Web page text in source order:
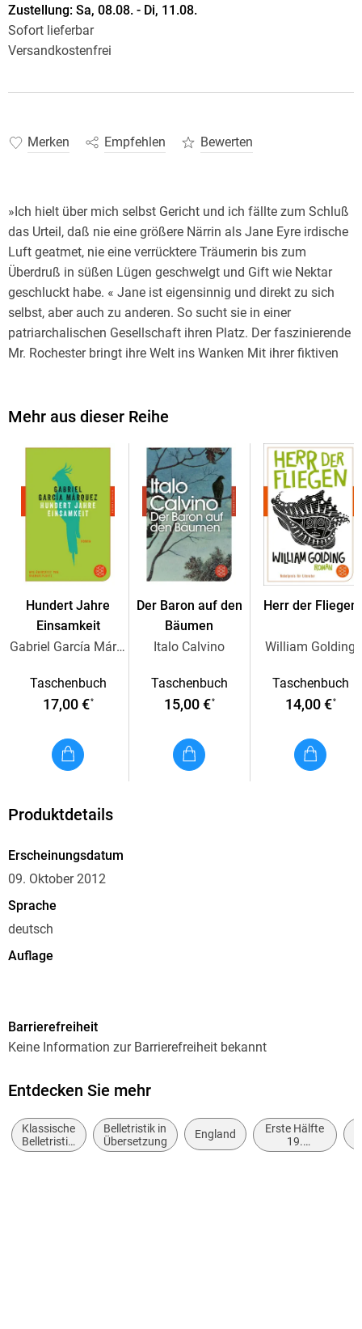
Zustellung: Sa, 08.08. - Di, 11.08.
Sofort lieferbar
Versandkostenfrei
Merken Empfehlen Bewerten
»Ich hielt über mich selbst Gericht und ich fällte zum Schluß
das Urteil, daß nie eine größere Närrin als Jane Eyre irdische
Luft geatmet, nie eine verrücktere Träumerin bis zum
Überdruß in süßen Lügen geschwelgt und Gift wie Nektar
geschluckt habe. « Jane ist eigensinnig und direkt zu sich
selbst, aber auch zu anderen. So sucht sie in einer
patriarchalischen Gesellschaft ihren Platz. Der faszinierende
Mr. Rochester bringt ihre Welt ins Wanken Mit ihrer fiktiven
Weltliteratur.
Mit dem Werkbeitrag aus Kindlers Literatur Lexikon.
Mit Daten zu Leben und Werk, exklusiv verfasst von der
Redaktion der Zeitschrift für Literatur TEXT + KRITIK.
Mehr aus dieser Reihe
Hundert Jahre
Einsamkeit
Gabriel García Márquez
Taschenbuch
17,00 €*
Der Baron auf den
Bäumen
Italo Calvino
Taschenbuch
15,00 €*
Herr der Fliegen
William Golding
Taschenbuch
14,00 €*
Produktdetails
Erscheinungsdatum
09. Oktober 2012
Sprache
deutsch
Auflage
646
Reihe
Charlotte Brontë
Übersetzung
Barrierefreiheit
Keine Information zur Barrierefreiheit bekannt
Entdecken Sie mehr
Klassische
Belletristik:
allgemein
Belletristik in
Übersetzung
England
Erste Hälfte
19.
Jahrhundert